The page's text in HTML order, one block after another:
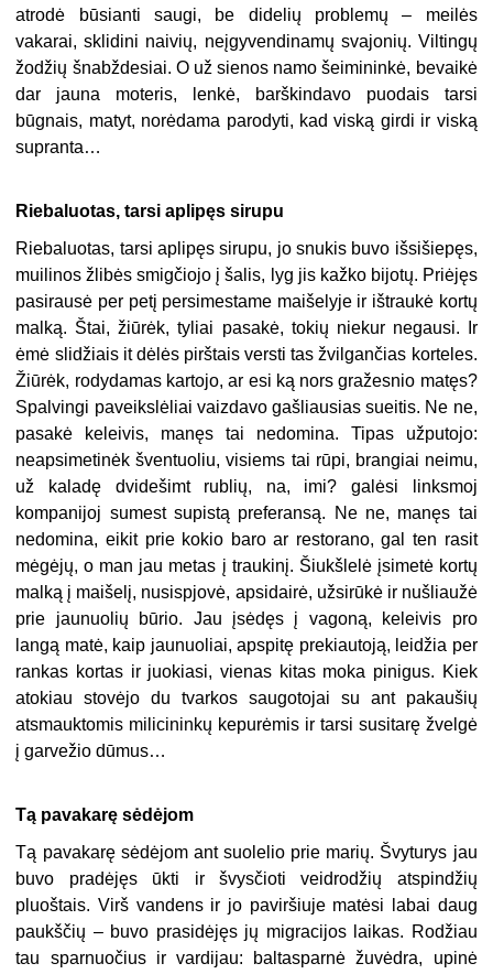
atrodė būsianti saugi, be didelių problemų – meilės
vakarai, sklidini naivių, neįgyvendinamų svajonių. Viltingų
žodžių šnabždesiai. O už sienos namo šeimininkė, bevaikė
dar jauna moteris, lenkė, barškindavo puodais tarsi
būgnais, matyt, norėdama parodyti, kad viską girdi ir viską
supranta…
Riebaluotas, tarsi aplipęs sirupu
Riebaluotas, tarsi aplipęs sirupu, jo snukis buvo išsišiepęs,
muilinos žlibės smigčiojo į šalis, lyg jis kažko bijotų. Priėjęs
pasirausė per petį persimestame maišelyje ir ištraukė kortų
malką. Štai, žiūrėk, tyliai pasakė, tokių niekur negausi. Ir
ėmė slidžiais it dėlės pirštais versti tas žvilgančias korteles.
Žiūrėk, rodydamas kartojo, ar esi ką nors gražesnio matęs?
Spalvingi paveikslėliai vaizdavo gašliausias sueitis. Ne ne,
pasakė keleivis, manęs tai nedomina. Tipas užputojo:
neapsimetinėk šventuoliu, visiems tai rūpi, brangiai neimu,
už kaladę dvidešimt rublių, na, imi? galėsi linksmoj
kompanijoj sumest supistą preferansą. Ne ne, manęs tai
nedomina, eikit prie kokio baro ar restorano, gal ten rasit
mėgėjų, o man jau metas į traukinį. Šiukšlelė įsimetė kortų
malką į maišelį, nusispjovė, apsidairė, užsirūkė ir nušliaužė
prie jaunuolių būrio. Jau įsėdęs į vagoną, keleivis pro
langą matė, kaip jaunuoliai, apspitę prekiautoją, leidžia per
rankas kortas ir juokiasi, vienas kitas moka pinigus. Kiek
atokiau stovėjo du tvarkos saugotojai su ant pakaušių
atsmauktomis milicininkų kepurėmis ir tarsi susitarę žvelgė
į garvežio dūmus…
Tą pavakarę sėdėjom
Tą pavakarę sėdėjom ant suolelio prie marių. Švyturys jau
buvo pradėjęs ūkti ir švysčioti veidrodžių atspindžių
pluoštais. Virš vandens ir jo paviršiuje matėsi labai daug
paukščių – buvo prasidėjęs jų migracijos laikas. Rodžiau
tau sparnuočius ir vardijau: baltasparnė žuvėdra, upinė